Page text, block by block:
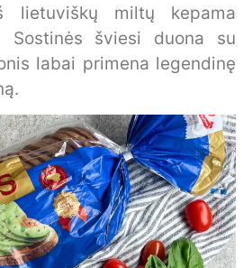
lietuviškų miltų kepama
Sostinės šviesi duona su
labai primena legendinę